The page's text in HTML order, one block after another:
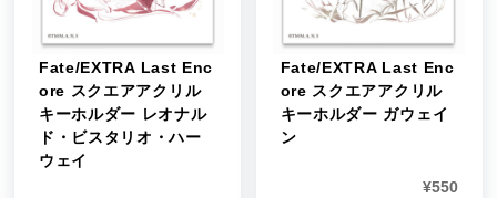
Fate/EXTRA Last Enc
ore スクエアアクリル
キーホルダー レオナル
ド・ビスタリオ・ハー
ウェイ
Fate/EXTRA Last Enc
ore スクエアアクリル
キーホルダー ガウェイ
ン
¥550